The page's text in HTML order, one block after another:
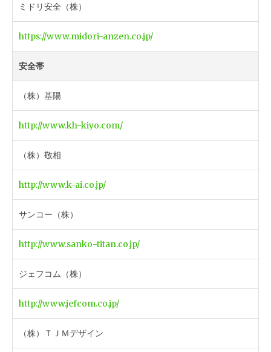
ミドリ安全（株）
https://www.midori-anzen.co.jp/
安全帯
（株）基陽
http://www.kh-kiyo.com/
（株）敬相
http://www.k-ai.co.jp/
サンコー（株）
http://www.sanko-titan.co.jp/
ジェフコム（株）
http://www.jefcom.co.jp/
（株）ＴＪＭデザイン